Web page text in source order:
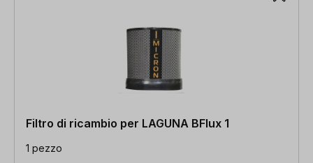
Filtro di ricambio per LAGUNA BFlux 1
1 pezzo